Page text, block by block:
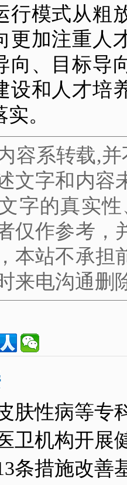
行模式从粗
更加注重人
向、目标导
设和人才培
。
容系转载,
文字和内容
字的真实
仅作参考，
本站不承担
来电沟通删
肤性病等专
卫机构开展
条措施改善